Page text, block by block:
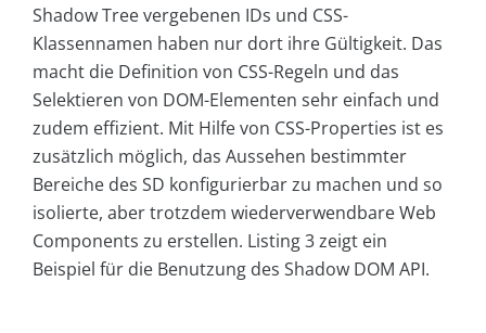
Shadow Tree vergebenen IDs und CSS-
Klassennamen haben nur dort ihre Gültigkeit. Das
macht die Definition von CSS-Regeln und das
Selektieren von DOM-Elementen sehr einfach und
zudem effizient. Mit Hilfe von CSS-Properties ist es
zusätzlich möglich, das Aussehen bestimmter
Bereiche des SD konfigurierbar zu machen und so
isolierte, aber trotzdem wiederverwendbare Web
Components zu erstellen. Listing 3 zeigt ein
Beispiel für die Benutzung des Shadow DOM API.